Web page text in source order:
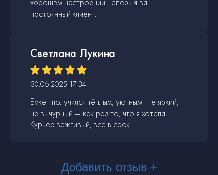
постоянный клиент.
Светлана Лукина
30.06.2025 17:34
Букет получился тёплым, уютным. Не яркий,
не вычурный — как раз то, что я хотела.
Курьер вежливый, всё в срок
Добавить отзыв +